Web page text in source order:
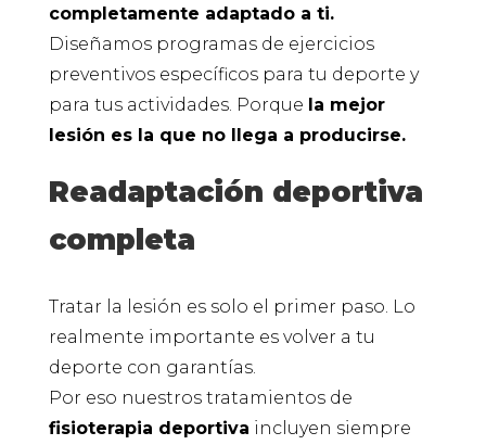
completamente adaptado a ti.
Diseñamos programas de ejercicios
preventivos específicos para tu deporte y
para tus actividades. Porque la mejor
lesión es la que no llega a producirse.
Readaptación deportiva
completa
Tratar la lesión es solo el primer paso. Lo
realmente importante es volver a tu
deporte con garantías.
Por eso nuestros tratamientos de
fisioterapia deportiva incluyen siempre